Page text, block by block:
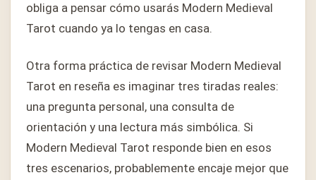
obliga a pensar cómo usarás Modern Medieval
Tarot cuando ya lo tengas en casa.
Otra forma práctica de revisar Modern Medieval
Tarot en reseña es imaginar tres tiradas reales:
una pregunta personal, una consulta de
orientación y una lectura más simbólica. Si
Modern Medieval Tarot responde bien en esos
tres escenarios, probablemente encaje mejor que